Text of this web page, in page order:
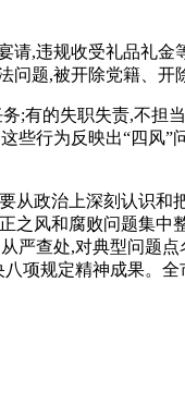
,违规收受礼品礼
题,被开除党籍、开
;有的失职失责,不
些行为反映出“四
政治上深刻认识
风和腐败问题集
查处,对典型问题
项规定精神成果。